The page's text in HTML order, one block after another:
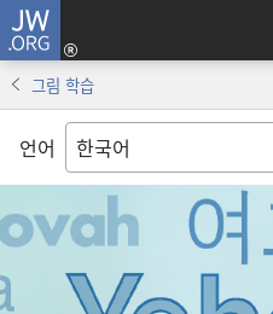
JW.ORG
그림 학습
언어